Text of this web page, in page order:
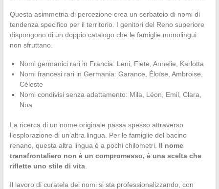
Questa asimmetria di percezione crea un serbatoio di nomi di
tendenza specifico per il territorio. I genitori del Reno superiore
dispongono di un doppio catalogo che le famiglie monolingui
non sfruttano.
Nomi germanici rari in Francia: Leni, Fiete, Annelie, Karlotta
Nomi francesi rari in Germania: Garance, Éloïse, Ambroise,
Céleste
Nomi condivisi senza adattamento: Mila, Léon, Emil, Clara,
Noa
La ricerca di un nome originale passa spesso attraverso
l’esplorazione di un’altra lingua. Per le famiglie del bacino
renano, questa altra lingua è a pochi chilometri. Il nome
transfrontaliero non è un compromesso, è una scelta che
riflette uno stile di vita.
Il lavoro di curatela dei nomi si sta professionalizzando, con